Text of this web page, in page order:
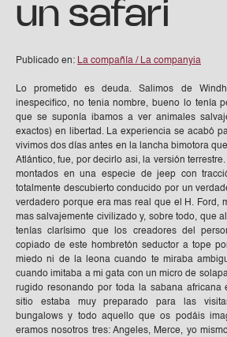
un safari
Publicado en: La compañía / La companyia
Lo prometido es deuda. Salimos de
inespecifico, no tenia nombre, bueno lo tenía
que se suponía ibamos a ver animales
exactos) en libertad. La experiencia se acabó
vivimos dos días antes en la lancha bimotora
Atlántico, fue, por decirlo asi, la versión
montados en una especie de jeep con
totalmente descubierto conducido por un
verdadero porque era mas real que el H. Ford,
mas salvajemente civilizado y, sobre todo, que
tenías clarísimo que los creadores del
copiado de este hombretón seductor a tope
miedo ni de la leona cuando te miraba
cuando imitaba a mi gata con un micro de
rugido resonando por toda la sabana africana
sitio estaba muy preparado para las
bungalows y todo aquello que os podáis
eramos nosotros tres: Angeles, Merce, yo